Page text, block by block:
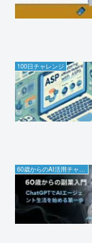
100日チャレンジ
60歳からのAI活用チャレンジ